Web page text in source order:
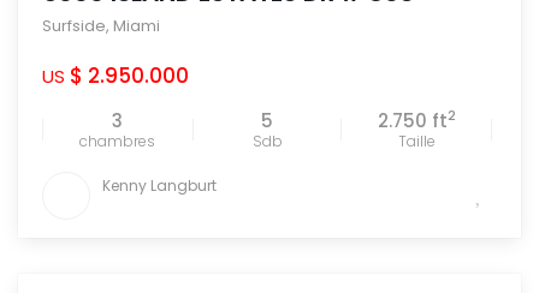
Surfside, Miami
US $ 2.950.000
3
chambres
5
Sdb
2.750 ft2
Taille
Kenny Langburt